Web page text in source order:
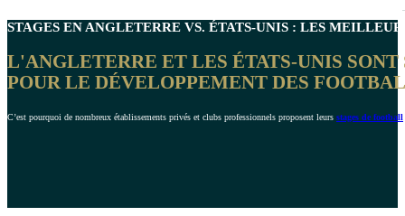
STAGES EN ANGLETERRE VS. ÉTATS-UNIS : LES
L'ANGLETERRE ET LES ÉTATS-UNIS
POUR LE DÉVELOPPEMENT DES
C’est pourquoi de nombreux établissements privés et clubs professionnels proposent leurs stages de football